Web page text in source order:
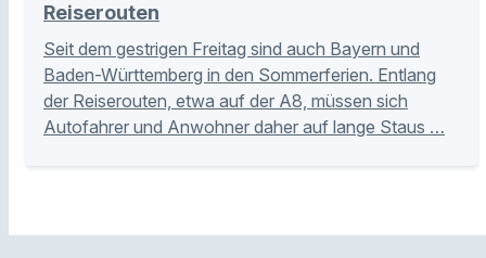
Reiserouten
Seit dem gestrigen Freitag sind auch Bayern und
Baden-Württemberg in den Sommerferien. Entlang
der Reiserouten, etwa auf der A8, müssen sich
Autofahrer und Anwohner daher auf lange Staus …